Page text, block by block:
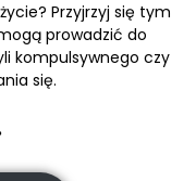
Przyjrzyj się tym
prowadzić do
kompulsywnego czy
się.